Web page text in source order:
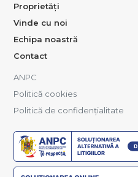
Proprietăți
Vinde cu noi
Echipa noastră
Contact
ANPC
Politică cookies
Politică de confidențialitate